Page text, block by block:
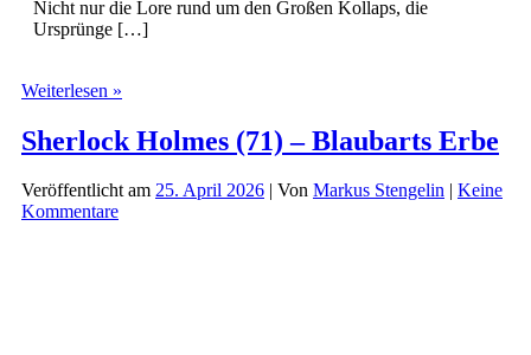
Nicht nur die Lore rund um den Großen Kollaps, die
Ursprünge […]
Weiterlesen »
The
Universe
–
Sherlock Holmes (71) – Blaubarts Erbe
Veröffentlicht am 25. April 2026 | Von Markus Stengelin | Keine
Kommentare